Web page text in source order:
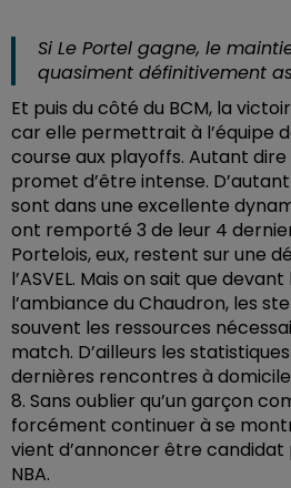
Si Le Portel gagne, le
quasiment définitivement
Et puis du côté du BCM, la
car elle permettrait à l’équipe
course aux playoffs. Autant
promet d’être intense.
sont dans une excellente
ont remporté 3 de leur 4
Portelois, eux, restent sur une
l’ASVEL. Mais on sait que
l’ambiance du Chaudron, les
souvent les ressources
match. D’ailleurs les
dernières rencontres à
8. Sans oublier qu’un garçon
forcément continuer à se
vient d’annoncer être
NBA.